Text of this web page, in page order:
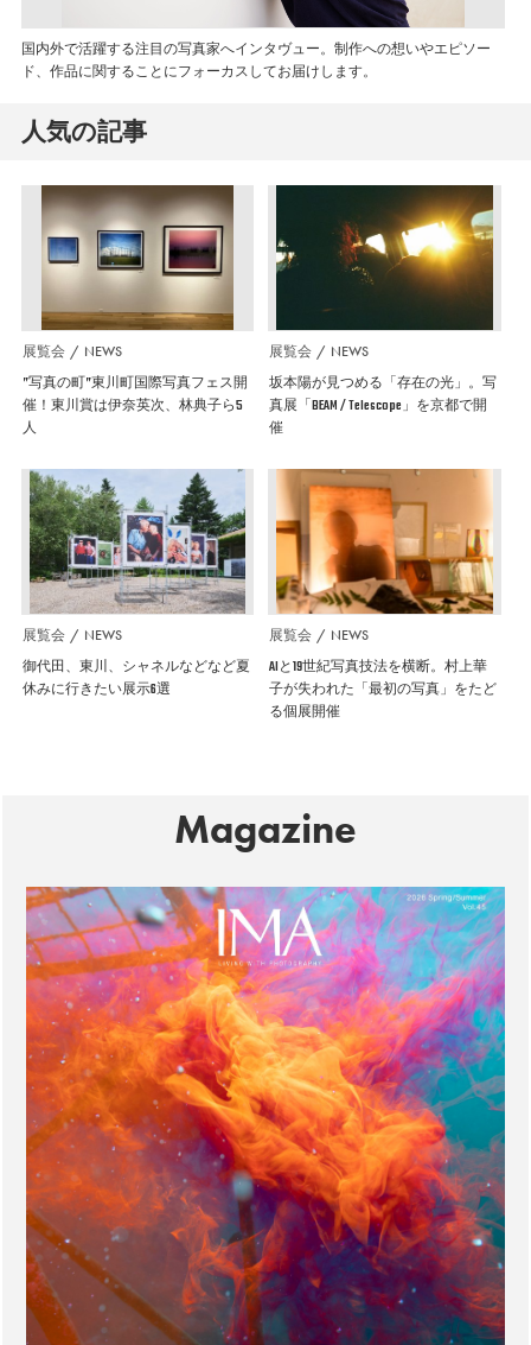
国内外で活躍する注目の写真家へインタヴュー。制作への想いやエピソー
ド、作品に関することにフォーカスしてお届けします。
人気の記事
展覧会 NEWS
”写真の町”東川町国際写真フェス開
催！東川賞は伊奈英次、林典子ら5
人
展覧会 NEWS
坂本陽が見つめる「存在の光」。写
真展「BEAM / Telescope」を京都で開
催
展覧会 NEWS
御代田、東川、シャネルなどなど夏
休みに行きたい展示6選
展覧会 NEWS
AIと19世紀写真技法を横断。村上華
子が失われた「最初の写真」をたど
る個展開催
Magazine